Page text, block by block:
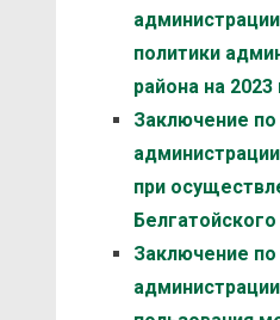
политики
района на
Заключение по
при
Заключение по